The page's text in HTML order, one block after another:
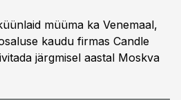
müüma ka Venemaal,
kaudu firmas Candle
järgmisel aastal Moskva